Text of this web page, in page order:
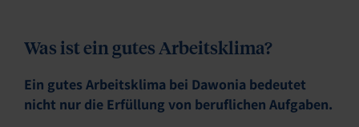
Was ist ein gutes Arbeitsklima?
Ein gutes Arbeitsklima bei Dawonia bedeutet
nicht nur die Erfüllung von beruflichen Aufgaben.